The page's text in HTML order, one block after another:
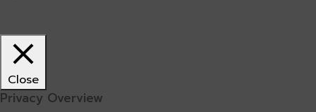
Close
Privacy Overview